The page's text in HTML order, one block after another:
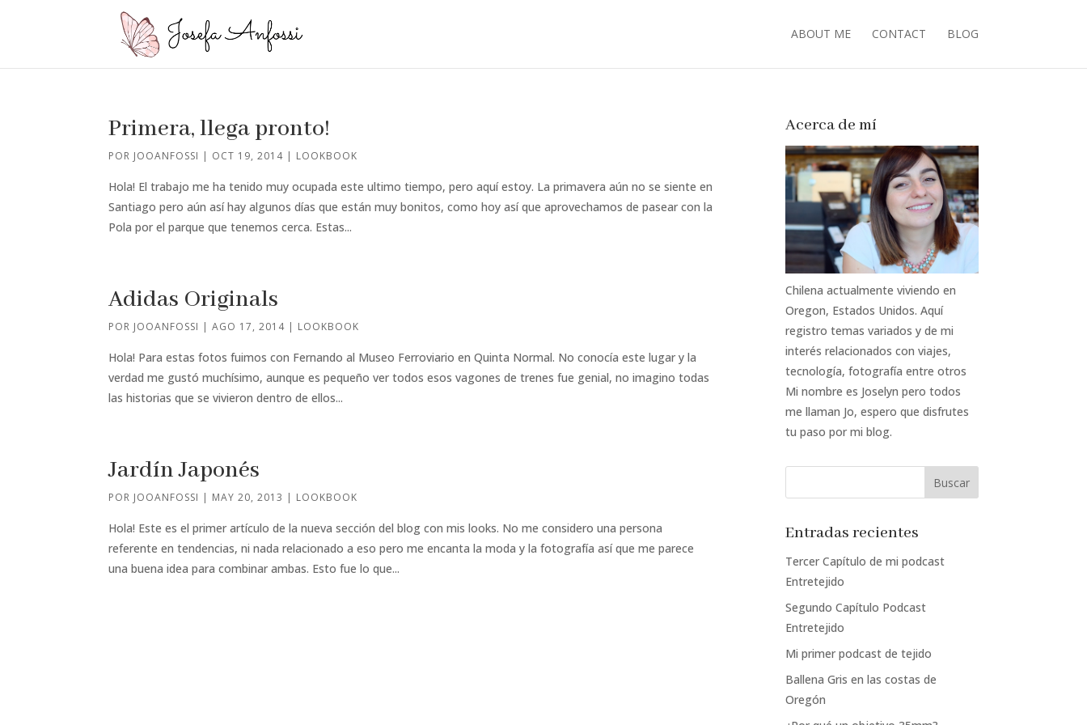
ABOUT ME CONTACT BLOG
Primera, llega pronto!
POR JOOANFOSSI | OCT 19, 2014 | LOOKBOOK
Hola! El trabajo me ha tenido muy ocupada este ultimo tiempo, pero aquí estoy. La primavera aún no se siente en
Santiago pero aún así hay algunos días que están muy bonitos, como hoy así que aprovechamos de pasear con la
Pola por el parque que tenemos cerca. Estas...
Adidas Originals
POR JOOANFOSSI |AGO 17, 2014 | LOOKBOOK
Hola! Para estas fotos fuimos con Fernando al Museo Ferroviario en Quinta Normal. No conocía este lugar y la
verdad me gustó muchísimo, aunque es pequeño ver todos esos vagones de trenes fue genial, no imagino todas
las historias que se vivieron dentro de ellos...
Jardín Japonés
POR JOOANFOSSI | MAY 20, 2013 | LOOKBOOK
Hola! Este es el primer artículo de la nueva sección del blog con mis looks. No me considero una persona
referente en tendencias, ni nada relacionado a eso pero me encanta la moda y la fotografía así que me parece
una buena idea para combinar ambas. Esto fue lo que...
Acerca de mí
Chilena actualmente viviendo en
Oregon, Estados Unidos. Aquí
registro temas variados y de mi
interés relacionados con viajes,
tecnología, fotografía entre otros
Mi nombre es Joselyn pero todos
me llaman Jo, espero que disfrutes
tu paso por mi blog.
Entradas recientes
Tercer Capítulo de mi podcast
Entretejido
Segundo Capítulo Podcast
Entretejido
Mi primer podcast de tejido
Ballena Gris en las costas de
Oregón